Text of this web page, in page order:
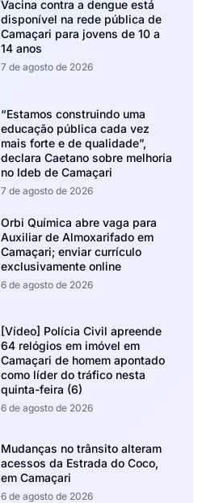
Vacina contra a dengue está
disponível na rede pública de
Camaçari para jovens de 10 a
14 anos
7 de agosto de 2026
“Estamos construindo uma
educação pública cada vez
mais forte e de qualidade”,
declara Caetano sobre melhoria
no Ideb de Camaçari
7 de agosto de 2026
Orbi Química abre vaga para
Auxiliar de Almoxarifado em
Camaçari; enviar currículo
exclusivamente online
6 de agosto de 2026
[Vídeo] Polícia Civil apreende
64 relógios em imóvel em
Camaçari de homem apontado
como líder do tráfico nesta
quinta-feira (6)
6 de agosto de 2026
Mudanças no trânsito alteram
acessos da Estrada do Coco,
em Camaçari
6 de agosto de 2026